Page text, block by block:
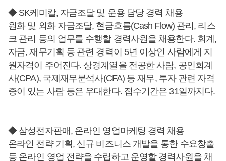
◆ SK케미칼, 자금조달 및 운용 담당 경력 채용
원화 및 외화 자금조달, 현금흐름(Cash Flow) 관리, 리스
크 관리 등의 업무를 수행할 경력사원을 채용한다. 회계,
자금, 재무기획 등 관련 경력이 5년 이상인 사람에게 지
원자격이 주어진다. 상경계열을 전공한 사람, 공인회계
사(CPA), 국제재무분석사(CFA) 등 재무, 투자 관련 자격
증이 있는 사람 등은 우대한다. 접수기간은 31일까지다.
◆ 삼성전자판매, 온라인 영업마케팅 경력 채용
온라인 전략 기획, 신규 비즈니스 개발을 통한 수요창출
등 온라인 영업 전략을 수립하고 운영할 경력사원을 채